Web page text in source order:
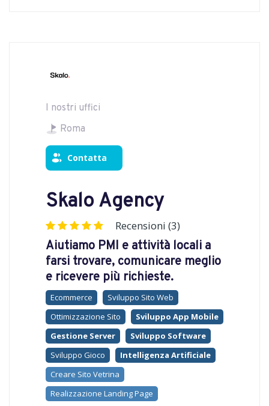
I nostri uffici
Roma
Contatta
Skalo Agency
Recensioni (3)
Aiutiamo PMI e attività locali a
farsi trovare, comunicare meglio
e ricevere più richieste.
Ecommerce
Sviluppo Sito Web
Ottimizzazione Sito
Sviluppo App Mobile
Gestione Server
Sviluppo Software
Sviluppo Gioco
Intelligenza Artificiale
Creare Sito Vetrina
Realizzazione Landing Page